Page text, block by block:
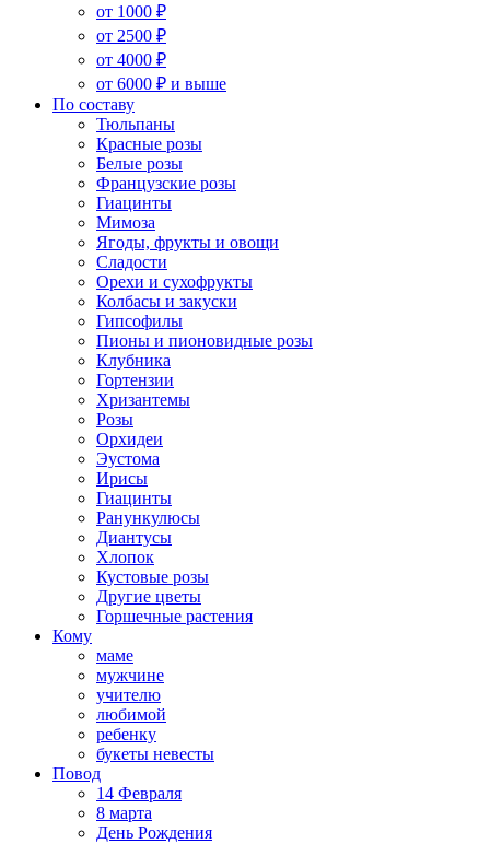
от 1000 ₽
от 2500 ₽
от 4000 ₽
от 6000 ₽ и выше
По составу
Тюльпаны
Красные розы
Белые розы
Французские розы
Гиацинты
Мимоза
Ягоды, фрукты и овощи
Сладости
Орехи и сухофрукты
Колбасы и закуски
Гипсофилы
Пионы и пионовидные розы
Клубника
Гортензии
Хризантемы
Розы
Орхидеи
Эустома
Ирисы
Гиацинты
Ранункулюсы
Диантусы
Хлопок
Кустовые розы
Другие цветы
Горшечные растения
Кому
маме
мужчине
учителю
любимой
ребенку
букеты невесты
Повод
14 Февраля
8 марта
День Рождения